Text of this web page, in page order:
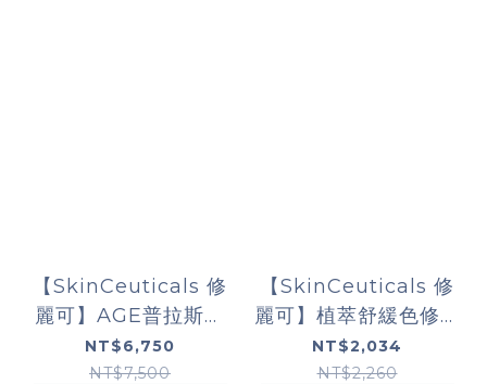
【SkinCeuticals 修
麗可】AGE普拉斯鏈
活膚緊緻霜 48ml
NT$6,750
NT$7,500
【SkinCeuticals 修
麗可】植萃舒緩色修密
霧50ml (限定通路)
NT$2,034
NT$2,260